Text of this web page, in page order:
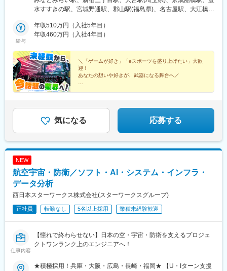
島、沖縄※受動喫煙対策：屋内全面禁煙
水すすきの駅、宮城野通駅、郡山駅(福島県)、名古屋駅、大江橋
駅、県庁前駅(沖縄県)、町田駅、八王子駅、藤沢駅、海老名駅(相
模線)、春日部駅、栄町駅(千葉県)、柏駅、新宿御苑前駅、船橋
駅、七条駅、袋町駅、櫛田神社前駅、美栄橋駅、京王八王子駅、
石上駅、海老名駅(相鉄・小田急)、八木崎駅、京成千葉駅、桜木町
駅、新宿駅(東京メトロ)、大神宮下駅、狸小路駅、仙台駅(地下
鉄)、名鉄名古屋駅、北新地駅、五条駅(京都市営)、紙屋町東駅、
市役所前駅(愛媛県)、祇園駅(福岡県)、旭橋駅、千葉駅
給与
年収510万円（入社5年目）
年収460万円（入社4年目）
＼「ゲームが好き」「eスポーツを盛り上げたい」大歓
迎！
あなたの想いや好きが、武器になる舞台へ／
◆充実した研修制度
◆残業月5h以内
気になる 応募する
NEW
航空宇宙・防衛／ソフト・AI・システム・インフラ・
データ分析
西日本スターワークス株式会社(スターワークスグループ)
正社員 転勤なし 5名以上採用 業種未経験歓迎
仕事内容
【憧れで終わらせない】日本の空・宇宙・防衛を支えるプロジェ
クトワンランク上のエンジニアへ！
★積極採用！兵庫・大阪・広島・長崎・福岡★ 【U・Iターン支援